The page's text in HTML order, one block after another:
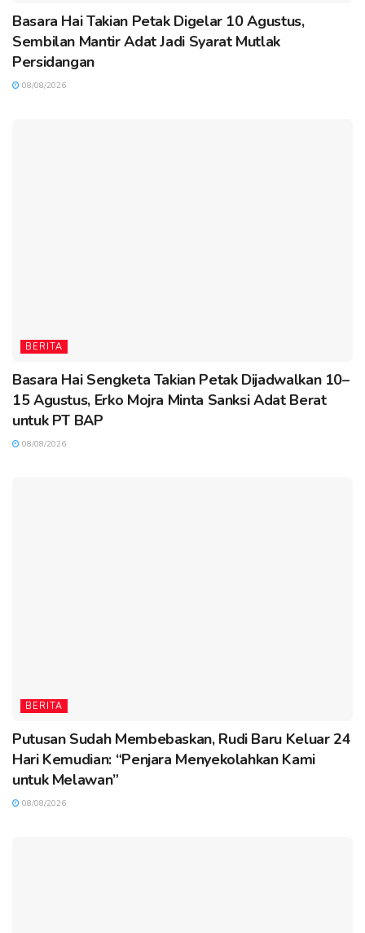
Basara Hai Takian Petak Digelar 10 Agustus,
Sembilan Mantir Adat Jadi Syarat Mutlak
Persidangan
08/08/2026
BERITA
Basara Hai Sengketa Takian Petak Dijadwalkan 10–
15 Agustus, Erko Mojra Minta Sanksi Adat Berat
untuk PT BAP
08/08/2026
BERITA
Putusan Sudah Membebaskan, Rudi Baru Keluar 24
Hari Kemudian: “Penjara Menyekolahkan Kami
untuk Melawan”
08/08/2026